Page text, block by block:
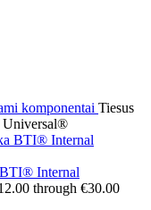
komponentai Tiesus
Universal®
BTI® Internal
through €30.00